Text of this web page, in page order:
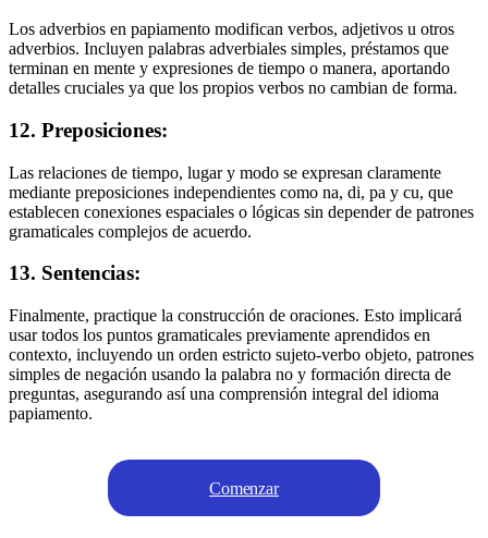
Los adverbios en papiamento modifican verbos, adjetivos u otros
adverbios. Incluyen palabras adverbiales simples, préstamos que
terminan en mente y expresiones de tiempo o manera, aportando
detalles cruciales ya que los propios verbos no cambian de forma.
12. Preposiciones:
Las relaciones de tiempo, lugar y modo se expresan claramente
mediante preposiciones independientes como na, di, pa y cu, que
establecen conexiones espaciales o lógicas sin depender de patrones
gramaticales complejos de acuerdo.
13. Sentencias:
Finalmente, practique la construcción de oraciones. Esto implicará
usar todos los puntos gramaticales previamente aprendidos en
contexto, incluyendo un orden estricto sujeto-verbo objeto, patrones
simples de negación usando la palabra no y formación directa de
preguntas, asegurando así una comprensión integral del idioma
papiamento.
Comenzar